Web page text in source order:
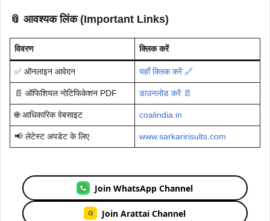
📎 आवश्यक लिंक (Important Links)
विवरण क्लिक करें
✅ ऑनलाइन आवेदन यहाँ क्लिक करें 🔗
📄 ऑफिशियल नोटिफिकेशन PDF डाउनलोड करें 📄
🌐 आधिकारिक वेबसाइट coalindia.in
📢 लेटेस्ट अपडेट के लिए www.sarkaririsults.com
Join WhatsApp Channel
Join Arattai Channel